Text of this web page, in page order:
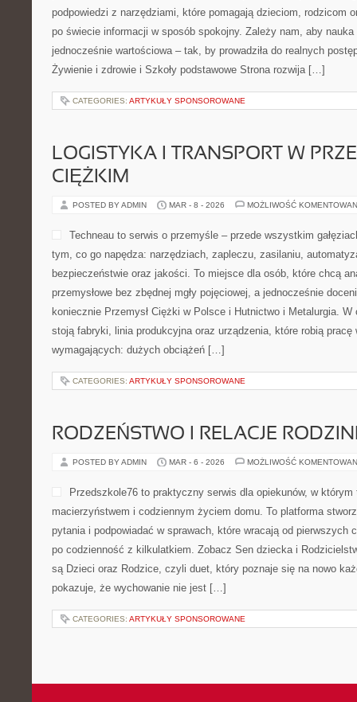
podpowiedzi z narzędziami, które pomagają dzieciom, rodzicom
po świecie informacji w sposób spokojny. Zależy nam, aby nauka
jednocześnie wartościowa – tak, by prowadziła do realnych
Żywienie i zdrowie i Szkoły podstawowe Strona rozwija […]
CATEGORIES: ARTYKUŁY SPONSOROWANE
LOGISTYKA I TRANSPORT W
CIĘŻKIM
POSTED BY ADMIN MAR - 8 - 2026 MOŻLIWOŚĆ
Techneau to serwis o przemyśle – przede wszystkim
tym, co go napędza: narzędziach, zapleczu, zasilaniu,
bezpieczeństwie oraz jakości. To miejsce dla osób, które chcą
przemysłowe bez zbędnej mgły pojęciowej, a jednocześnie
koniecznie Przemysł Ciężki w Polsce i Hutnictwo i Metalurgia. W
stoją fabryki, linia produkcyjna oraz urządzenia, które robią pracę
wymagających: dużych obciążeń […]
CATEGORIES: ARTYKUŁY SPONSOROWANE
RODZEŃSTWO I RELACJE
POSTED BY ADMIN MAR - 6 - 2026 MOŻLIWOŚĆ
Przedszkole76 to praktyczny serwis dla opiekunów, w
macierzyństwem i codziennym życiem domu. To platforma
pytania i podpowiadać w sprawach, które wracają od pierwszych
po codzienność z kilkulatkiem. Zobacz Sen dziecka i
są Dzieci oraz Rodzice, czyli duet, który poznaje się na nowo
pokazuje, że wychowanie nie jest […]
CATEGORIES: ARTYKUŁY SPONSOROWANE